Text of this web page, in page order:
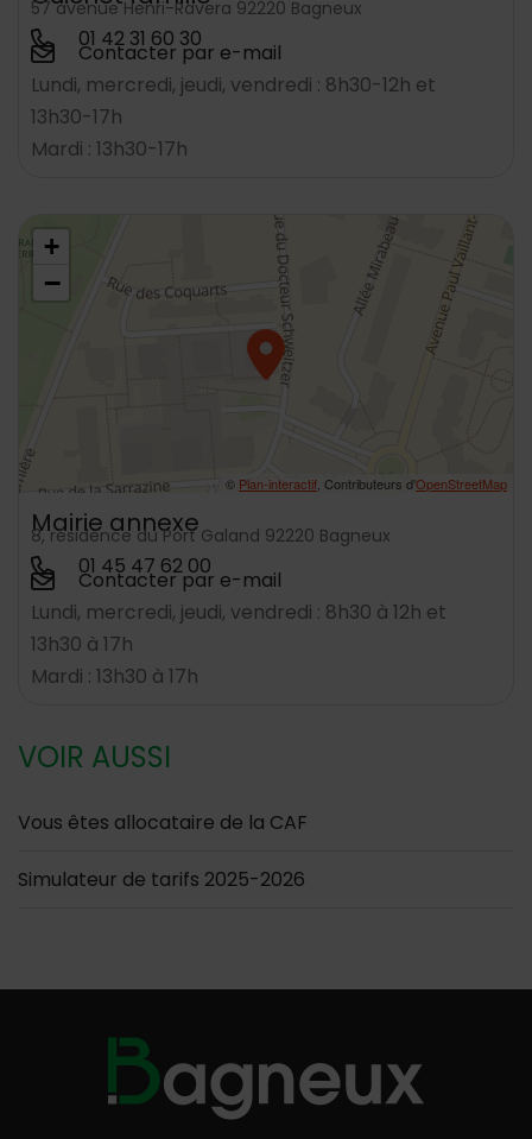
57 avenue Henri-Ravera 92220 Bagneux
01 42 31 60 30
Contacter par e-mail
Lundi, mercredi, jeudi, vendredi : 8h30-12h et
13h30-17h
Mardi : 13h30-17h
+
−
© Plan-interactif , Contributeurs d'OpenStreetMap
Mairie annexe
8, résidence du Port Galand 92220 Bagneux
01 45 47 62 00
Contacter par e-mail
Lundi, mercredi, jeudi, vendredi : 8h30 à 12h et
13h30 à 17h
Mardi : 13h30 à 17h
VOIR AUSSI
Vous êtes allocataire de la CAF
Simulateur de tarifs 2025-2026